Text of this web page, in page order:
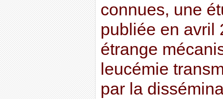
connues, une
publiée en avril
étrange
leucémie
par la